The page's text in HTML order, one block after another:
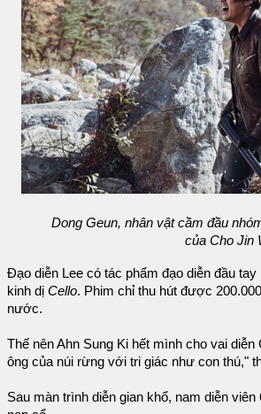
Dong Geun, nhân vật cầm đầu
của Cho Jin
Đạo diễn Lee có tác phẩm đạo diễn đầu
kinh dị Cello. Phim chỉ thu hút được
nước.
Thế nên Ahn Sung Ki hết mình cho vai
ông của núi rừng với tri giác như con thú,"
Sau màn trình diễn gian khổ, nam diễn viên